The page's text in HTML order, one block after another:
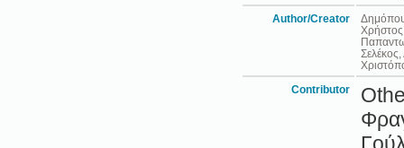
Author/Creator
Χρήστος
Contributor